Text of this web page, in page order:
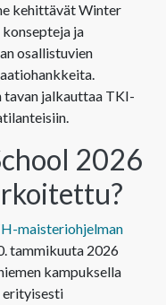
kehittävät Winter
ja
osallistuvien
tavan jalkauttaa TKI-
2026
maisteriohjelman
tammikuuta 2026
kampuksella
erityisesti